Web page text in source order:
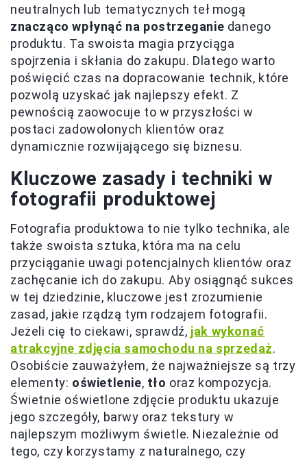
neutralnych lub tematycznych teł mogą
znacząco wpłynąć na postrzeganie danego
produktu. Ta swoista magia przyciąga
spojrzenia i skłania do zakupu. Dlatego warto
poświęcić czas na dopracowanie technik, które
pozwolą uzyskać jak najlepszy efekt. Z
pewnością zaowocuje to w przyszłości w
postaci zadowolonych klientów oraz
dynamicznie rozwijającego się biznesu.
Kluczowe zasady i techniki w
fotografii produktowej
Fotografia produktowa to nie tylko technika, ale
także swoista sztuka, która ma na celu
przyciąganie uwagi potencjalnych klientów oraz
zachęcanie ich do zakupu. Aby osiągnąć sukces
w tej dziedzinie, kluczowe jest zrozumienie
zasad, jakie rządzą tym rodzajem fotografii.
Jeżeli cię to ciekawi, sprawdź, jak wykonać
atrakcyjne zdjęcia samochodu na sprzedaż.
Osobiście zauważyłem, że najważniejsze są trzy
elementy: oświetlenie, tło oraz kompozycja.
Świetnie oświetlone zdjęcie produktu ukazuje
jego szczegóły, barwy oraz tekstury w
najlepszym możliwym świetle. Niezależnie od
tego, czy korzystamy z naturalnego, czy